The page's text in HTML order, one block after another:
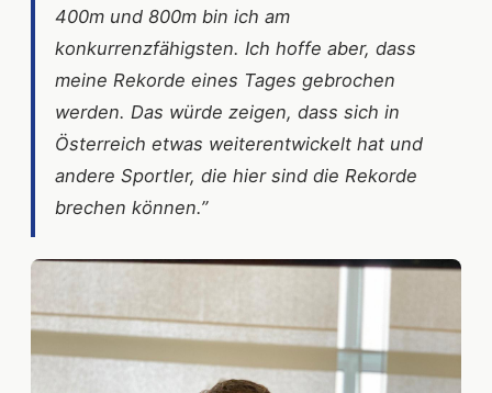
400m und 800m bin ich am
konkurrenzfähigsten. Ich hoffe aber, dass
meine Rekorde eines Tages gebrochen
werden. Das würde zeigen, dass sich in
Österreich etwas weiterentwickelt hat und
andere Sportler, die hier sind die Rekorde
brechen können.”